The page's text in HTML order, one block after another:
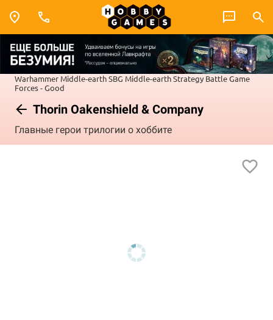
Warhammer Middle-earth SBG Middle-earth Strategy Battle Game
Forces - Good
Thorin Oakenshield & Company
Главные герои трилогии о хоббите